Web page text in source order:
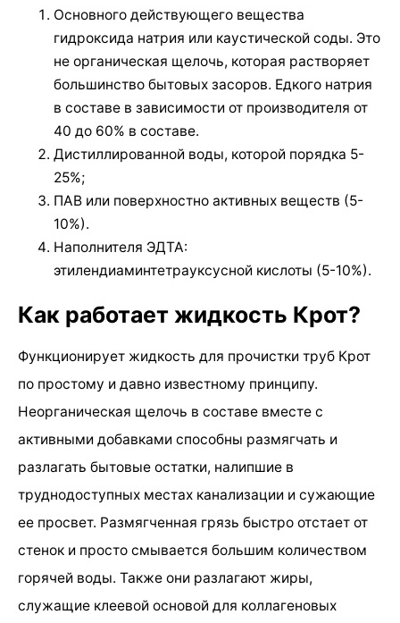
Основного действующего вещества
гидроксида натрия или каустической соды. Это
не органическая щелочь, которая растворяет
большинство бытовых засоров. Едкого натрия
в составе в зависимости от производителя от
40 до 60% в составе.
Дистиллированной воды, которой порядка 5-
25%;
ПАВ или поверхностно активных веществ (5-
10%).
Наполнителя ЭДТА:
этилендиаминтетрауксусной кислоты (5-10%).
Как работает жидкость Крот?
Функционирует жидкость для прочистки труб Крот
по простому и давно известному принципу.
Неорганическая щелочь в составе вместе с
активными добавками способны размягчать и
разлагать бытовые остатки, налипшие в
труднодоступных местах канализации и сужающие
ее просвет. Размягченная грязь быстро отстает от
стенок и просто смывается большим количеством
горячей воды. Также они разлагают жиры,
служащие клеевой основой для коллагеновых